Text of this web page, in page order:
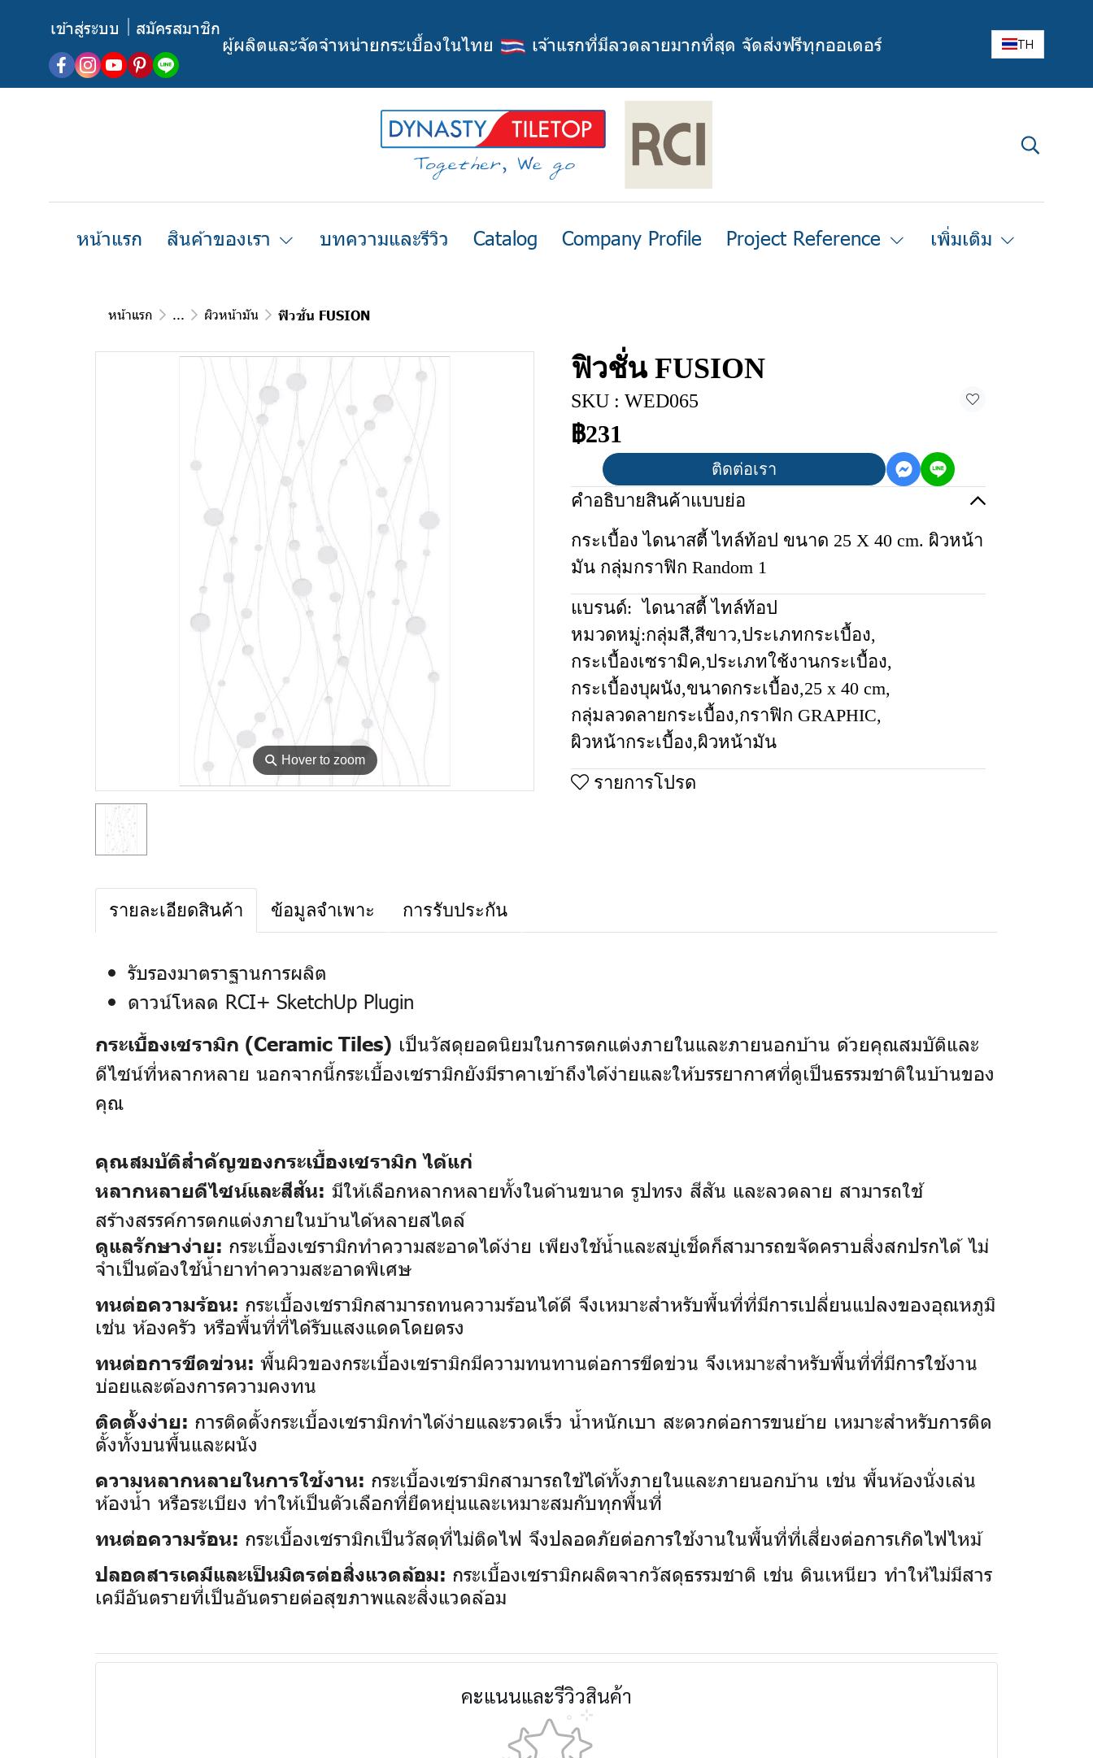
เข้าสู่ระบบ สมัครสมาชิก
ผู้ผลิตและจัดจำหน่ายกระเบื้องในไทย เจ้าแรกที่มีลวดลายมากที่สุด จัดส่งฟรีทุกออเดอร์ TH
หน้าแรก สินค้าของเรา บทความและรีวิว Catalog Company Profile Project Reference เพิ่มเติม
หน้าแรก ... ผิวหน้ามัน ฟิวชั่น FUSION
⚲ Hover to zoom
ฟิวชั่น FUSION
SKU : WED065
฿231
ติดต่อเรา
คำอธิบายสินค้าแบบย่อ
กระเบื้อง ไดนาสตี้ ไทล์ท้อป ขนาด 25 X 40 cm. ผิวหน้า
มัน กลุ่มกราฟิก Random 1
แบรนด์: ไดนาสตี้ ไทล์ท้อป
หมวดหมู่:กลุ่มสี,สีขาว,ประเภทกระเบื้อง,
กระเบื้องเซรามิค,ประเภทใช้งานกระเบื้อง,
กระเบื้องบุผนัง,ขนาดกระเบื้อง,25 x 40 cm,
กลุ่มลวดลายกระเบื้อง,กราฟิก GRAPHIC,
ผิวหน้ากระเบื้อง,ผิวหน้ามัน
รายการโปรด
รายละเอียดสินค้า ข้อมูลจำเพาะ การรับประกัน
รับรองมาตราฐานการผลิต
ดาวน์โหลด RCI+ SketchUp Plugin
กระเบื้องเซรามิก (Ceramic Tiles) เป็นวัสดุยอดนิยมในการตกแต่งภายในและภายนอกบ้าน ด้วยคุณสมบัติและ
ดีไซน์ที่หลากหลาย นอกจากนี้กระเบื้องเซรามิกยังมีราคาเข้าถึงได้ง่ายและให้บรรยากาศที่ดูเป็นธรรมชาติในบ้านของ
คุณ
คุณสมบัติสำคัญของกระเบื้องเซรามิก ได้แก่
หลากหลายดีไซน์และสีสัน: มีให้เลือกหลากหลายทั้งในด้านขนาด รูปทรง สีสัน และลวดลาย สามารถใช้
สร้างสรรค์การตกแต่งภายในบ้านได้หลายสไตล์
ดูแลรักษาง่าย: กระเบื้องเซรามิกทำความสะอาดได้ง่าย เพียงใช้น้ำและสบู่เช็ดก็สามารถขจัดคราบสิ่งสกปรกได้ ไม่
จำเป็นต้องใช้น้ำยาทำความสะอาดพิเศษ
ทนต่อความร้อน: กระเบื้องเซรามิกสามารถทนความร้อนได้ดี จึงเหมาะสำหรับพื้นที่ที่มีการเปลี่ยนแปลงของอุณหภูมิ
เช่น ห้องครัว หรือพื้นที่ที่ได้รับแสงแดดโดยตรง
ทนต่อการขีดข่วน: พื้นผิวของกระเบื้องเซรามิกมีความทนทานต่อการขีดข่วน จึงเหมาะสำหรับพื้นที่ที่มีการใช้งาน
บ่อยและต้องการความคงทน
ติดตั้งง่าย: การติดตั้งกระเบื้องเซรามิกทำได้ง่ายและรวดเร็ว น้ำหนักเบา สะดวกต่อการขนย้าย เหมาะสำหรับการติด
ตั้งทั้งบนพื้นและผนัง
ความหลากหลายในการใช้งาน: กระเบื้องเซรามิกสามารถใช้ได้ทั้งภายในและภายนอกบ้าน เช่น พื้นห้องนั่งเล่น
ห้องน้ำ หรือระเบียง ทำให้เป็นตัวเลือกที่ยืดหยุ่นและเหมาะสมกับทุกพื้นที่
ทนต่อความร้อน: กระเบื้องเซรามิกเป็นวัสดุที่ไม่ติดไฟ จึงปลอดภัยต่อการใช้งานในพื้นที่ที่เสี่ยงต่อการเกิดไฟไหม้
ปลอดสารเคมีและเป็นมิตรต่อสิ่งแวดล้อม: กระเบื้องเซรามิกผลิตจากวัสดุธรรมชาติ เช่น ดินเหนียว ทำให้ไม่มีสาร
เคมีอันตรายที่เป็นอันตรายต่อสุขภาพและสิ่งแวดล้อม
คะแนนและรีวิวสินค้า